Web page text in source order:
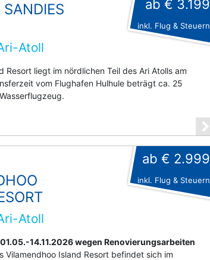
Atoll
Resort liegt im nördlichen Teil des Ari Atolls am
vom Flughafen Hulhule beträgt ca. 25
ab € 3.199
inkl. Flug & Steuern
Atoll
14.11.2026 wegen Renovierungsarbeiten
Vilamendhoo Island Resort befindet sich im
ab € 2.999
inkl. Flug & Steuern